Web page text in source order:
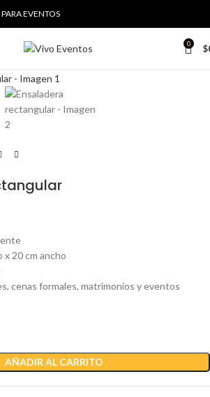
EVENTOS
0 $
x 20 cm ancho
cenas formales, matrimonios y eventos
AÑADIR AL CARRITO